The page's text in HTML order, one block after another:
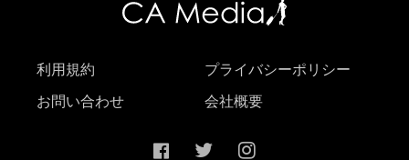
利用規約 プライバシーポリシー
お問い合わせ 会社概要